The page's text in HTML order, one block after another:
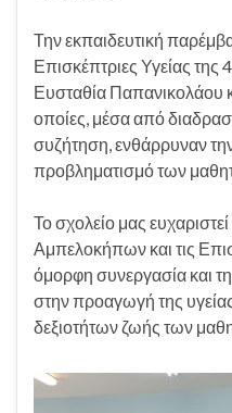
Την εκπαιδευτική
Επισκέπτριες Υγείας
Ευσταθία Παπανικολάου
οποίες, μέσα από
συζήτηση, ενθάρρυναν
προβληματισμό των
Το σχολείο μας
Αμπελοκήπων και τις
όμορφη συνεργασία και
στην προαγωγή της
δεξιοτήτων ζωής των